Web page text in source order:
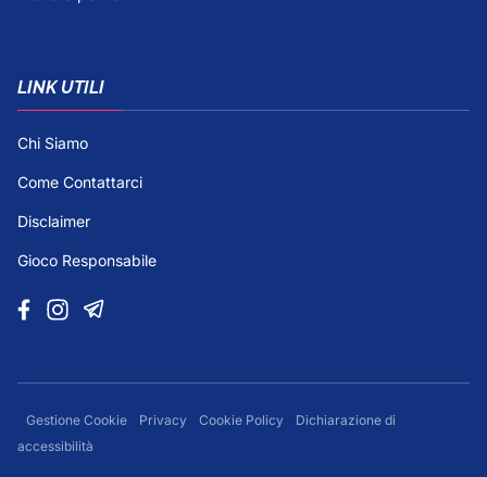
LINK UTILI
Chi Siamo
Come Contattarci
Disclaimer
Gioco Responsabile
Gestione Cookie Privacy Cookie Policy
Dichiarazione di
accessibilità